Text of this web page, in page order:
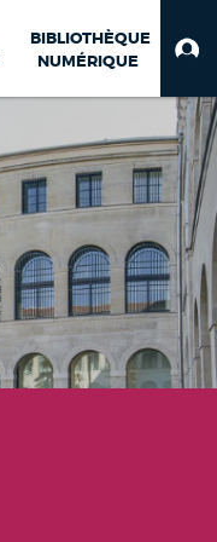
BIBLIOTHÈQUE
NUMÉRIQUE